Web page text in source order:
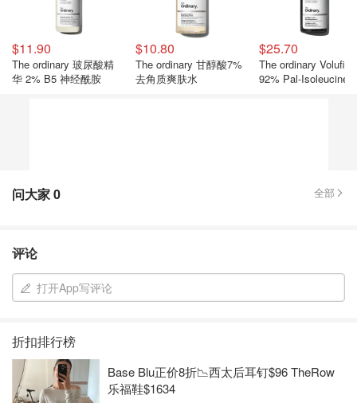
$11.90
The ordinary 玻尿酸精
华 2% B5 神经酰胺
$10.80
The ordinary 甘醇酸7%
去角质爽肤水
$25.70
The ordinary
92% Pal-Isoleucine
问大家0 全部
评论
打开App写评论
折扣排行榜
Base Blu正价8折📉西太后耳钉$96 TheRow
乐福鞋$1634